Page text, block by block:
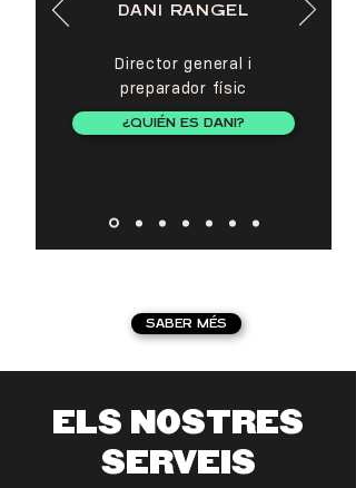
DANI RANGEL
Director general i
preparador físic
¿QUIÉN ES DANI?
SABER MÉS
ELS NOSTRES
SERVEIS